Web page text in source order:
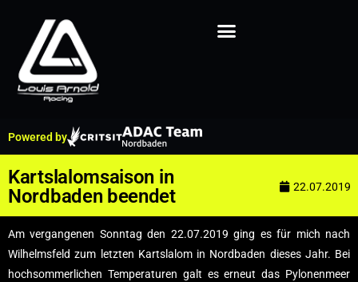
Powered by
Kartslalomsaison in
Nordbaden beendet
22.07.2019
Am vergangenen Sonntag den 22.07.2019 ging es für mich nach
Wilhelmsfeld zum letzten Kartslalom in Nordbaden dieses Jahr. Bei
hochsommerlichen Temperaturen galt es erneut das Pylonenmeer